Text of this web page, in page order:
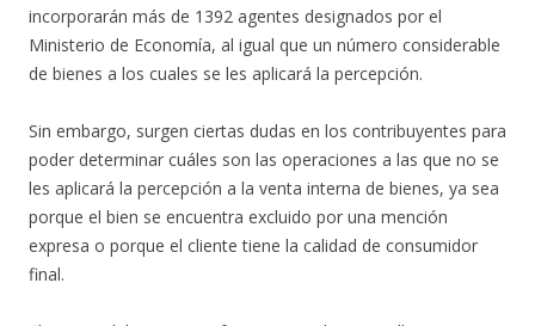
incorporarán más de 1392 agentes designados por el
Ministerio de Economía, al igual que un número considerable
de bienes a los cuales se les aplicará la percepción.
Sin embargo, surgen ciertas dudas en los contribuyentes para
poder determinar cuáles son las operaciones a las que no se
les aplicará la percepción a la venta interna de bienes, ya sea
porque el bien se encuentra excluido por una mención
expresa o porque el cliente tiene la calidad de consumidor
final.